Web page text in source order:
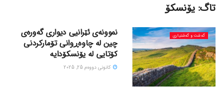
تاگ: یۆنسکۆ
گه‌شت و گه‌شتیاری
نموونەی ئێرانیی دیواری گەورەی
چین لە چاوەڕوانی تۆمارکردنی
کۆتایی لە یۆنسکۆدایە
كانونی دووه‌م 25, 2025